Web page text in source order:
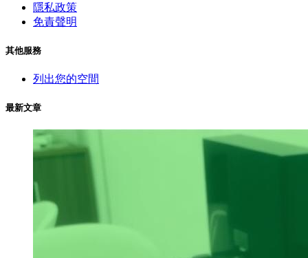
隱私政策
免責聲明
其他服務
列出您的空間
最新文章